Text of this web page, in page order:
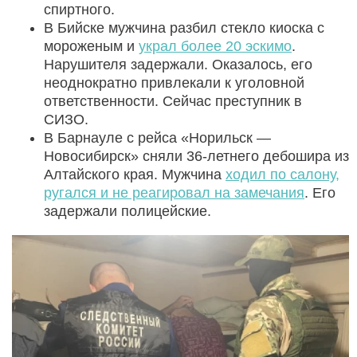
спиртного.
В Бийске мужчина разбил стекло киоска с
мороженым и украл более 20 эскимо.
Нарушителя задержали. Оказалось, его
неоднократно привлекали к уголовной
ответственности. Сейчас преступник в
СИЗО.
В Барнауле с рейса «Норильск —
Новосибирск» сняли 36-летнего дебошира из
Алтайского края. Мужчина ходил по салону,
ругался и не реагировал на замечания. Его
задержали полицейские.